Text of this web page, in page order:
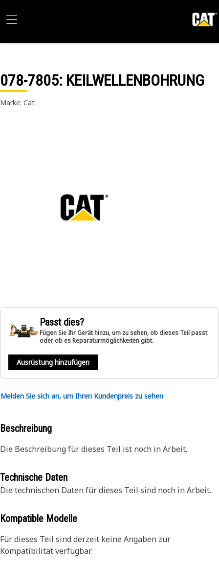
078-7805: KEILWELLENBOHRUNG
Marke: Cat
Passt dies?
Fügen Sie Ihr Gerät hinzu, um zu sehen, ob dieses Teil passt
oder ob es Reparaturmöglichkeiten gibt.
Ausrüstung hinzufügen
Melden Sie sich an, um Ihren Kundenpreis zu sehen
Beschreibung
Die Beschreibung für dieses Teil ist noch in Arbeit.
Technische Daten
Die technischen Daten für dieses Teil sind noch in Arbeit.
Kompatible Modelle
Für dieses Teil sind derzeit keine Angaben zur
Kompatibilität verfügbar.